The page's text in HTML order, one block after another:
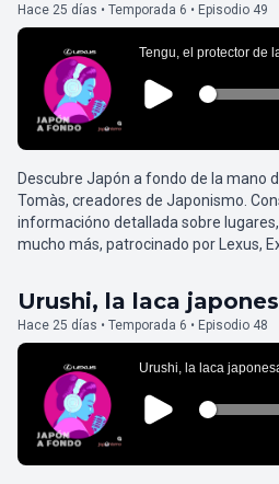
Hace 25 días • Temporada 6 • Episodio 49
Descubre Japón a fondo de la mano
Tomàs, creadores de Japonismo.
informacióno detallada sobre
mucho más, patrocinado por Lexus,
Urushi, la laca
Hace 25 días • Temporada 6 • Episodio 48